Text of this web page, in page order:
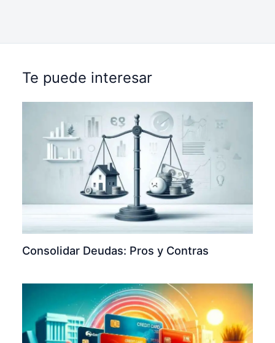
Te puede interesar
Consolidar Deudas: Pros y Contras